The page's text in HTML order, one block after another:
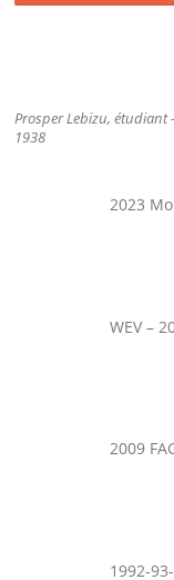
Prosper Lebizu, étudiant -
1938
2023
WEV –
2009
1992-